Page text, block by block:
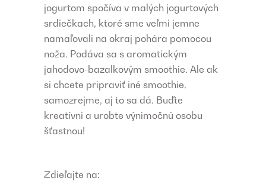
jogurtom spočíva v malých jogurtových
srdiečkach, ktoré sme veľmi jemne
namaľovali na okraj pohára pomocou
noža. Podáva sa s aromatickým
jahodovo-bazalkovým smoothie. Ale ak
si chcete pripraviť iné smoothie,
samozrejme, aj to sa dá. Buďte
kreatívni a urobte výnimočnú osobu
šťastnou!
Zdieľajte na: